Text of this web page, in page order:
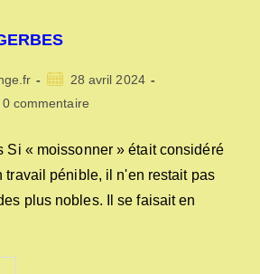
Publication
publiée :
28 avril 2024
:
0 commentaire
Si « moissonner » était considéré
travail pénible, il n'en restait pas
plus nobles. Il se faisait en